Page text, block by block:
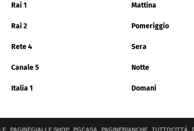
Rai 1 Mattina
Rai 2 Pomeriggio
Rete 4 Sera
Canale 5 Notte
Italia 1 Domani
PAGINEGIALLE SHOP PGCASA PAGINEBIANCHE TUTTOCITTÀ